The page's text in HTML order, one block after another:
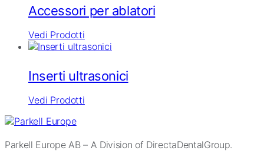
Accessori per ablatori
Vedi Prodotti
Inserti ultrasonici
Vedi Prodotti
Parkell Europe AB– A Division of DirectaDentalGroup.